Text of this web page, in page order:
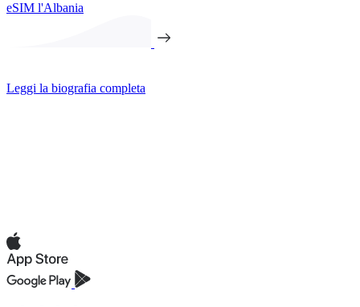
eSIM l'Albania
Leggi la biografia completa